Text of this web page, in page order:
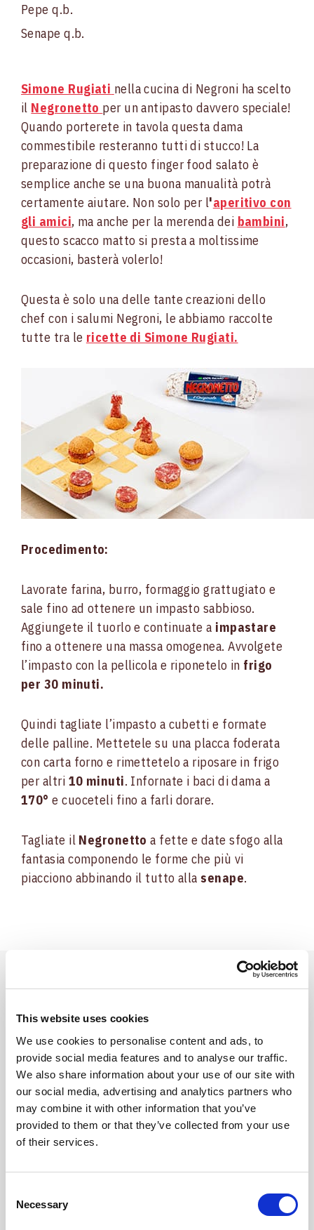
This website uses cookies
We use cookies to personalise content and ads, to
provide social media features and to analyse our traffic.
We also share information about your use of our site with
our social media, advertising and analytics partners who
may combine it with other information that you’ve
provided to them or that they’ve collected from your use
of their services.
Selection
Necessary
Pepe q.b.
Senape q.b.
Simone Rugiati nella cucina di Negroni ha scelto
il Negronetto per un antipasto davvero speciale!
Quando porterete in tavola questa dama
commestibile resteranno tutti di stucco! La
preparazione di questo finger food salato è
semplice anche se una buona manualità potrà
certamente aiutare. Non solo per l'aperitivo con
gli amici, ma anche per la merenda dei bambini,
questo scacco matto si presta a moltissime
occasioni, basterà volerlo!
Questa è solo una delle tante creazioni dello
chef con i salumi Negroni, le abbiamo raccolte
tutte tra le ricette di Simone Rugiati.
Procedimento:
Lavorate farina, burro, formaggio grattugiato e
sale fino ad ottenere un impasto sabbioso.
Aggiungete il tuorlo e continuate a impastare
fino a ottenere una massa omogenea. Avvolgete
l’impasto con la pellicola e riponetelo in frigo
per 30 minuti.
Quindi tagliate l’impasto a cubetti e formate
delle palline. Mettetele su una placca foderata
con carta forno e rimettetelo a riposare in frigo
per altri 10 minuti. Infornate i baci di dama a
170° e cuoceteli fino a farli dorare.
Tagliate il Negronetto a fette e date sfogo alla
fantasia componendo le forme che più vi
piacciono abbinando il tutto alla senape.
Prodotti
Utilizzati